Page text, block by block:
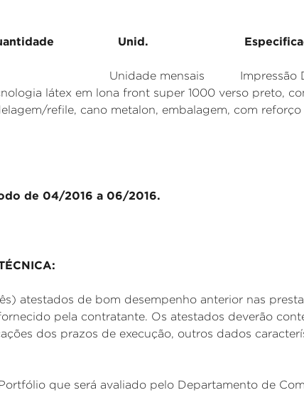
Unid.
mensais Impressão Digital de
látex em lona front super 1000 verso preto,
refile, cano metalon, embalagem, com
de 04/2016 a 06/2016.
atestados de bom desempenho anterior nas
pela contratante. Os atestados deverão
dos prazos de execução, outros dados
que será avaliado pelo Departamento de